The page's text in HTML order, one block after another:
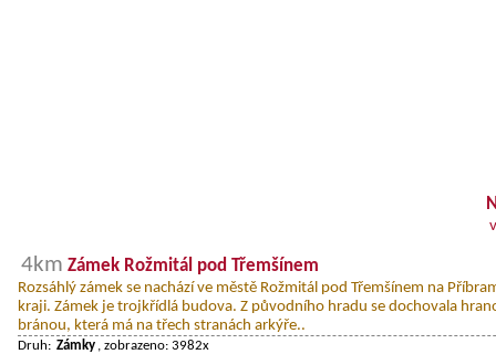
4km Zámek Rožmitál pod Třemšínem
Rozsáhlý zámek se nachází ve městě Rožmitál pod Třemšínem na
kraji. Zámek je trojkřídlá budova. Z původního hradu se dochovala
bránou, která má na třech stranách arkýře..
Druh: Zámky , zobrazeno: 3982x